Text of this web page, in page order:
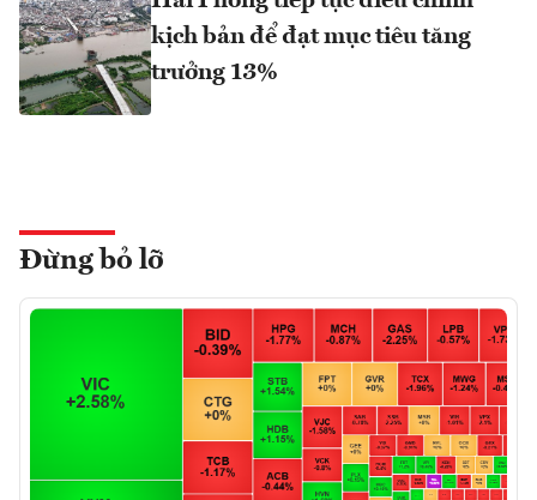
kịch bản để đạt mục tiêu tăng
trưởng 13%
Đừng bỏ lỡ